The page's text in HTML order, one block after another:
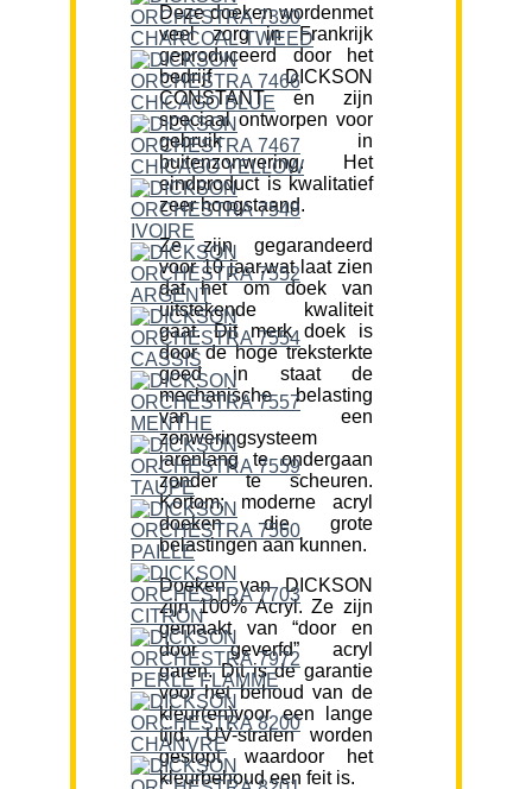
Deze doeken wordenmet
veel zorg in Frankrijk
geproduceerd door het
bedrijf DICKSON
CONSTANT en zijn
speciaal ontworpen voor
gebruik in
buitenzonwering. Het
eindproduct is kwalitatief
zeer hoogstaand.
Ze zijn gegarandeerd
voor 10 jaar,wat laat zien
dat het om doek van
uitstekende kwaliteit
gaat. Dit merk doek is
door de hoge treksterkte
goed in staat de
mechanische belasting
van een
zonweringsysteem
jarenlang te ondergaan
zonder te scheuren.
Kortom; moderne acryl
doeken die grote
belastingen aan kunnen.
Doeken van DICKSON
zijn 100% Acryl. Ze zijn
gemaakt van “door en
door geverfd” acryl
garen. Dit is de garantie
voor het behoud van de
kleur(en)voor een lange
tijd. UV-stralen worden
gestopt waardoor het
kleurbehoud een feit is.